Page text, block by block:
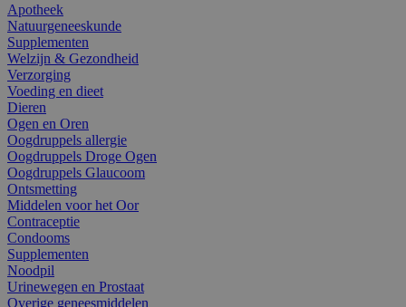
Apotheek
Natuurgeneeskunde
Supplementen
Welzijn & Gezondheid
Verzorging
Voeding en dieet
Dieren
Ogen en Oren
Oogdruppels allergie
Oogdruppels Droge Ogen
Oogdruppels Glaucoom
Ontsmetting
Middelen voor het Oor
Contraceptie
Condooms
Supplementen
Noodpil
Urinewegen en Prostaat
Overige geneesmiddelen